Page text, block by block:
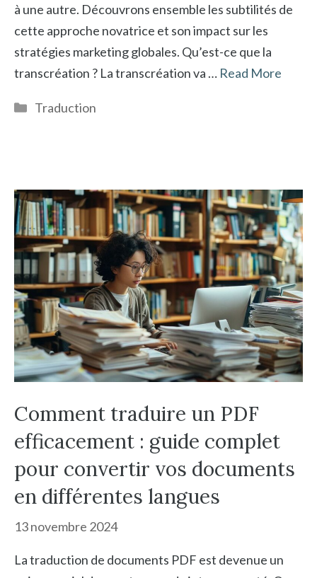
à une autre. Découvrons ensemble les subtilités de
cette approche novatrice et son impact sur les
stratégies marketing globales. Qu’est-ce que la
transcréation ? La transcréation va … Read More
Catégories
Traduction
Comment traduire un PDF
efficacement : guide complet
pour convertir vos documents
en différentes langues
13 novembre 2024
La traduction de documents PDF est devenue un